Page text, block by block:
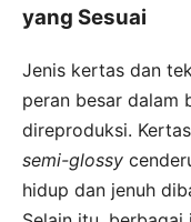
yang Sesuai
Jenis kertas dan
peran besar dalam
direproduksi.
semi-glossy
hidup dan jenuh